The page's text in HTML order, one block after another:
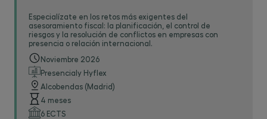
Especialízate en los retos más exigentes del
asesoramiento fiscal: la planificación, el control de
riesgos y la resolución de conflictos en empresas con
presencia o relación internacional.
Noviembre 2026
Presencialy Hyflex
Alcobendas (Madrid)
4 meses
6 ECTS